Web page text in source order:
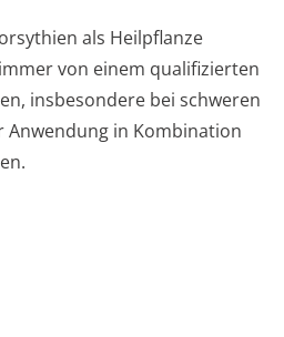
als Heilpflanze
von einem qualifizierten
insbesondere bei schweren
Anwendung in Kombination